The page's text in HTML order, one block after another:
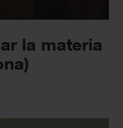
la materia